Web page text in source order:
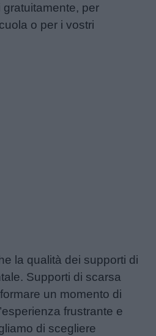
per
o per i vostri
la qualità dei supporti di
Supporti di scarsa
un momento di
frustrante e
di scegliere